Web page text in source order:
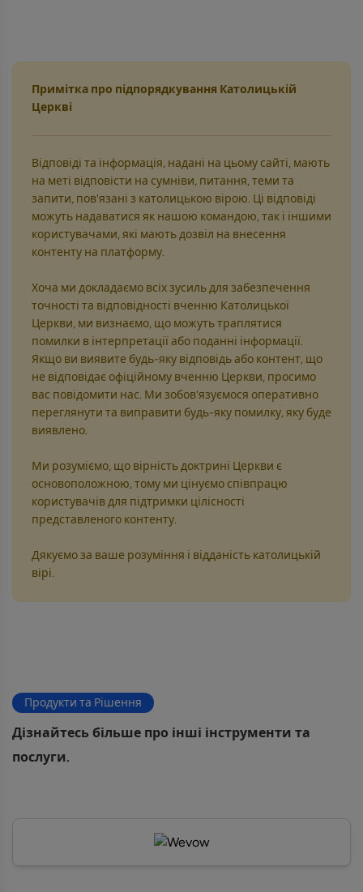
Примітка про підпорядкування Католицькій
Церкві
Відповіді та інформація, надані на цьому сайті, мають
на меті відповісти на сумніви, питання, теми та
запити, пов'язані з католицькою вірою. Ці відповіді
можуть надаватися як нашою командою, так і іншими
користувачами, які мають дозвіл на внесення
контенту на платформу.
Хоча ми докладаємо всіх зусиль для забезпечення
точності та відповідності вченню Католицької
Церкви, ми визнаємо, що можуть траплятися
помилки в інтерпретації або поданні інформації.
Якщо ви виявите будь-яку відповідь або контент, що
не відповідає офіційному вченню Церкви, просимо
вас повідомити нас. Ми зобов'язуємося оперативно
переглянути та виправити будь-яку помилку, яку буде
виявлено.
Ми розуміємо, що вірність доктрині Церкви є
основоположною, тому ми цінуємо співпрацю
користувачів для підтримки цілісності
представленого контенту.
Дякуємо за ваше розуміння і відданість католицькій
вірі.
Продукти та Рішення
Дізнайтесь більше про інші інструменти та
послуги.